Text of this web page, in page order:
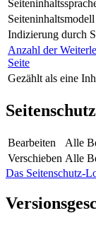
Seiteninhaltsmodell
Indizierung durch
Anzahl der
Seite
Gezählt als eine
Seitenschutz
Bearbeiten
Alle
Verschieben Alle
Das Seitenschutz-